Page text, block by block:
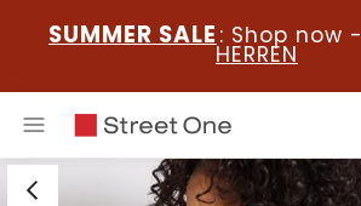
SUMMER SALE : Shop now -
HERREN